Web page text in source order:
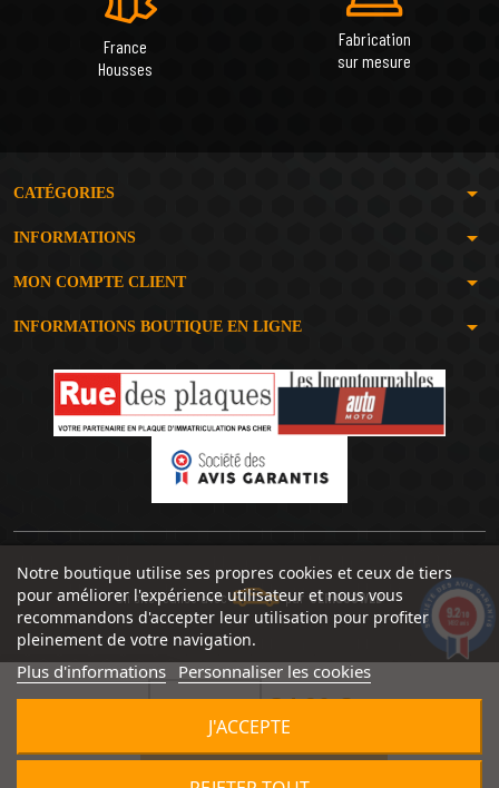
24,90 €
France
Housses
Fabrication
sur mesure
CATÉGORIES arrow_drop_down
INFORMATIONS arrow_drop_down
MON COMPTE CLIENT arrow_drop_down
INFORMATIONS BOUTIQUE EN LIGNE arrow_drop_down
Notre boutique utilise ses propres cookies et ceux de tiers
pour améliorer l'expérience utilisateur et nous vous
recommandons d'accepter leur utilisation pour profiter
pleinement de votre navigation.
Plus d'informations Personnaliser les cookies
J'ACCEPTE
Un site réalisé avec par SERIOUSWEB
9.2/10
1492 avis